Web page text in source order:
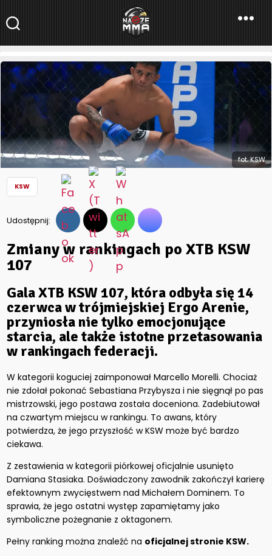
NaszeMMA
NaszeMMA.pl»Aktualności»Polskie MMA»KSW»Zmiany w
rankingach po XTB KSW 107
fot. KSW
KSW
Udostępnij:
Zmiany w rankingach po XTB KSW
107
GalaXTB KSW 107, która odbyła się 14
czerwca w trójmiejskiej Ergo Arenie,
przyniosła nie tylko emocjonujące
starcia, ale także istotne przetasowania
w rankingach federacji.
W kategorii koguciej zaimponował Marcello Morelli. Chociaż
nie zdołał pokonać Sebastiana Przybysza i nie sięgnął po pas
mistrzowski, jego postawa została doceniona. Zadebiutował
na czwartym miejscu w rankingu. To awans, który
potwierdza, że jego przyszłość w KSW może być bardzo
ciekawa.
Z zestawienia w kategorii piórkowej oficjalnie usunięto
Damiana Stasiaka. Doświadczony zawodnik zakończył karierę
efektownym zwycięstwem nad Michałem Dominem. To
sprawia, że jego ostatni występ zapamiętamy jako
symboliczne pożegnanie z oktagonem.
Pełny ranking można znaleźć na oficjalnej stronie KSW.